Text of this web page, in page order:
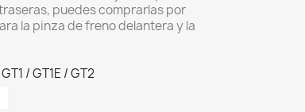
puedes comprarlas por
la pinza de freno delantera y la
/ GT1E / GT2